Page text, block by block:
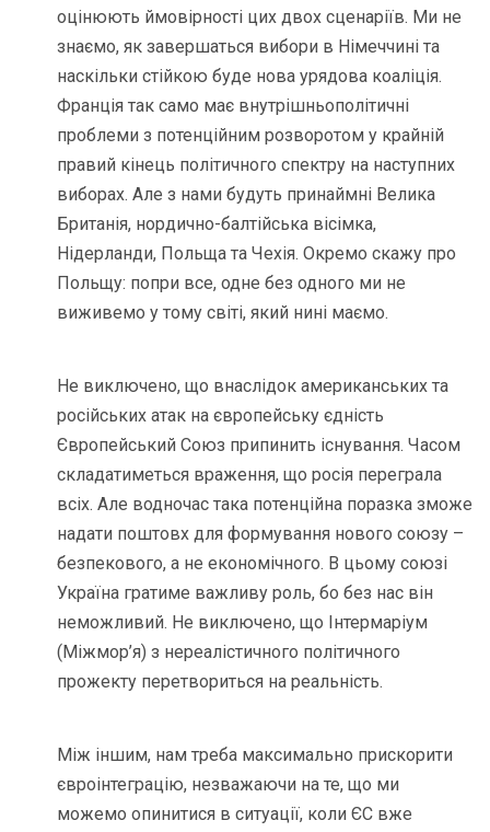
оцінюють ймовірності цих двох сценаріїв. Ми не
знаємо, як завершаться вибори в Німеччині та
наскільки стійкою буде нова урядова коаліція.
Франція так само має внутрішньополітичні
проблеми з потенційним розворотом у крайній
правий кінець політичного спектру на наступних
виборах. Але з нами будуть принаймні Велика
Британія, нордично-балтійська вісімка,
Нідерланди, Польща та Чехія. Окремо скажу про
Польщу: попри все, одне без одного ми не
виживемо у тому світі, який нині маємо.
Не виключено, що внаслідок американських та
російських атак на європейську єдність
Європейський Союз припинить існування. Часом
складатиметься враження, що росія переграла
всіх. Але водночас така потенційна поразка зможе
надати поштовх для формування нового союзу –
безпекового, а не економічного. В цьому союзі
Україна гратиме важливу роль, бо без нас він
неможливий. Не виключено, що Інтермаріум
(Міжмор’я) з нереалістичного політичного
прожекту перетвориться на реальність.
Між іншим, нам треба максимально прискорити
євроінтеграцію, незважаючи на те, що ми
можемо опинитися в ситуації, коли ЄС вже